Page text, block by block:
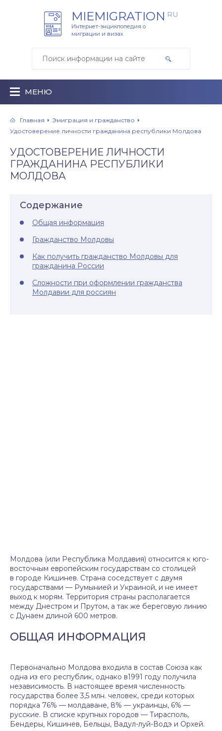
MIEMIGRATION RU
Интернет-энциклопедия о
миграции и визах
МЕНЮ
Главная
Эмиграция и гражданство
Удостоверение личности гражданина республики Молдова
УДОСТОВЕРЕНИЕ ЛИЧНОСТИ
ГРАЖДАНИНА РЕСПУБЛИКИ
МОЛДОВА
Содержание
Общая информация
Гражданство Молдовы
Как получить гражданство Молдовы для
гражданина России
Сложности при оформлении гражданства
Молдавии для россиян
Молдова (или Республика Молдавия) относится к юго-
восточным европейским государствам со столицей
в городе Кишинев. Страна соседствует с двумя
государствами — Румынией и Украиной, и не имеет
выход к морям. Территория страны располагается
между Днестром и Прутом, а так же береговую линию
с Дунаем длиной 600 метров.
ОБЩАЯ ИНФОРМАЦИЯ
Первоначально Молдова входила в состав Союза как
одна из его республик, однако в1991 году получила
независимость. В настоящее время численность
государства более 3,5 млн. человек, среди которых
порядка 76% — молдаване, 8% — украинцы, 6% —
русские. В списке крупных городов — Тирасполь,
Бендеры, Кишинев, Бельцы, Вадул-луй-Водэ и Орхей.